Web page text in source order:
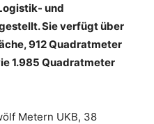
und
Sie verfügt über
912 Quadratmeter
1.985 Quadratmeter
Metern UKB, 38